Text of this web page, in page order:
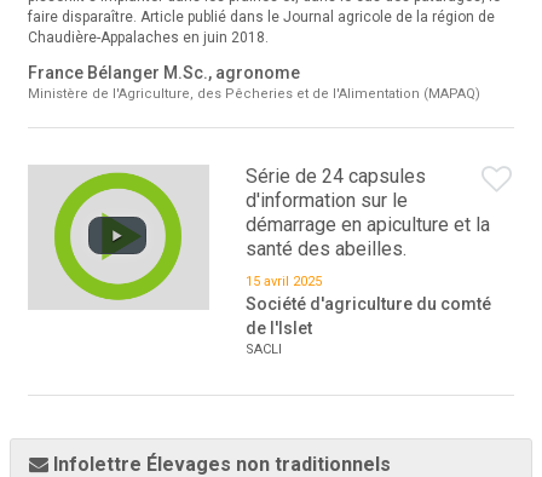
faire disparaître. Article publié dans le Journal agricole de la région de
Chaudière-Appalaches en juin 2018.
France Bélanger M.Sc., agronome
Ministère de l'Agriculture, des Pêcheries et de l'Alimentation (MAPAQ)
Série de 24 capsules
d'information sur le
démarrage en apiculture et la
santé des abeilles.
15 avril 2025
Société d'agriculture du comté
de l'Islet
SACLI
Infolettre Élevages non traditionnels